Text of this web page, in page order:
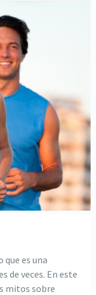
que es una
de veces. En este
mitos sobre